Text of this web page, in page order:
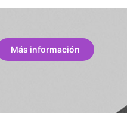
Más información